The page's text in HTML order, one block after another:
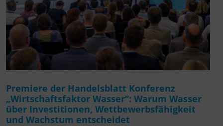
Premiere der Handelsblatt Konferenz
„Wirtschaftsfaktor Wasser“: Warum Wasser
über Investitionen, Wettbewerbsfähigkeit
und Wachstum entscheidet